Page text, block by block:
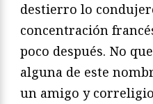
destierro lo
concentración
poco después. No
alguna de este
un amigo y